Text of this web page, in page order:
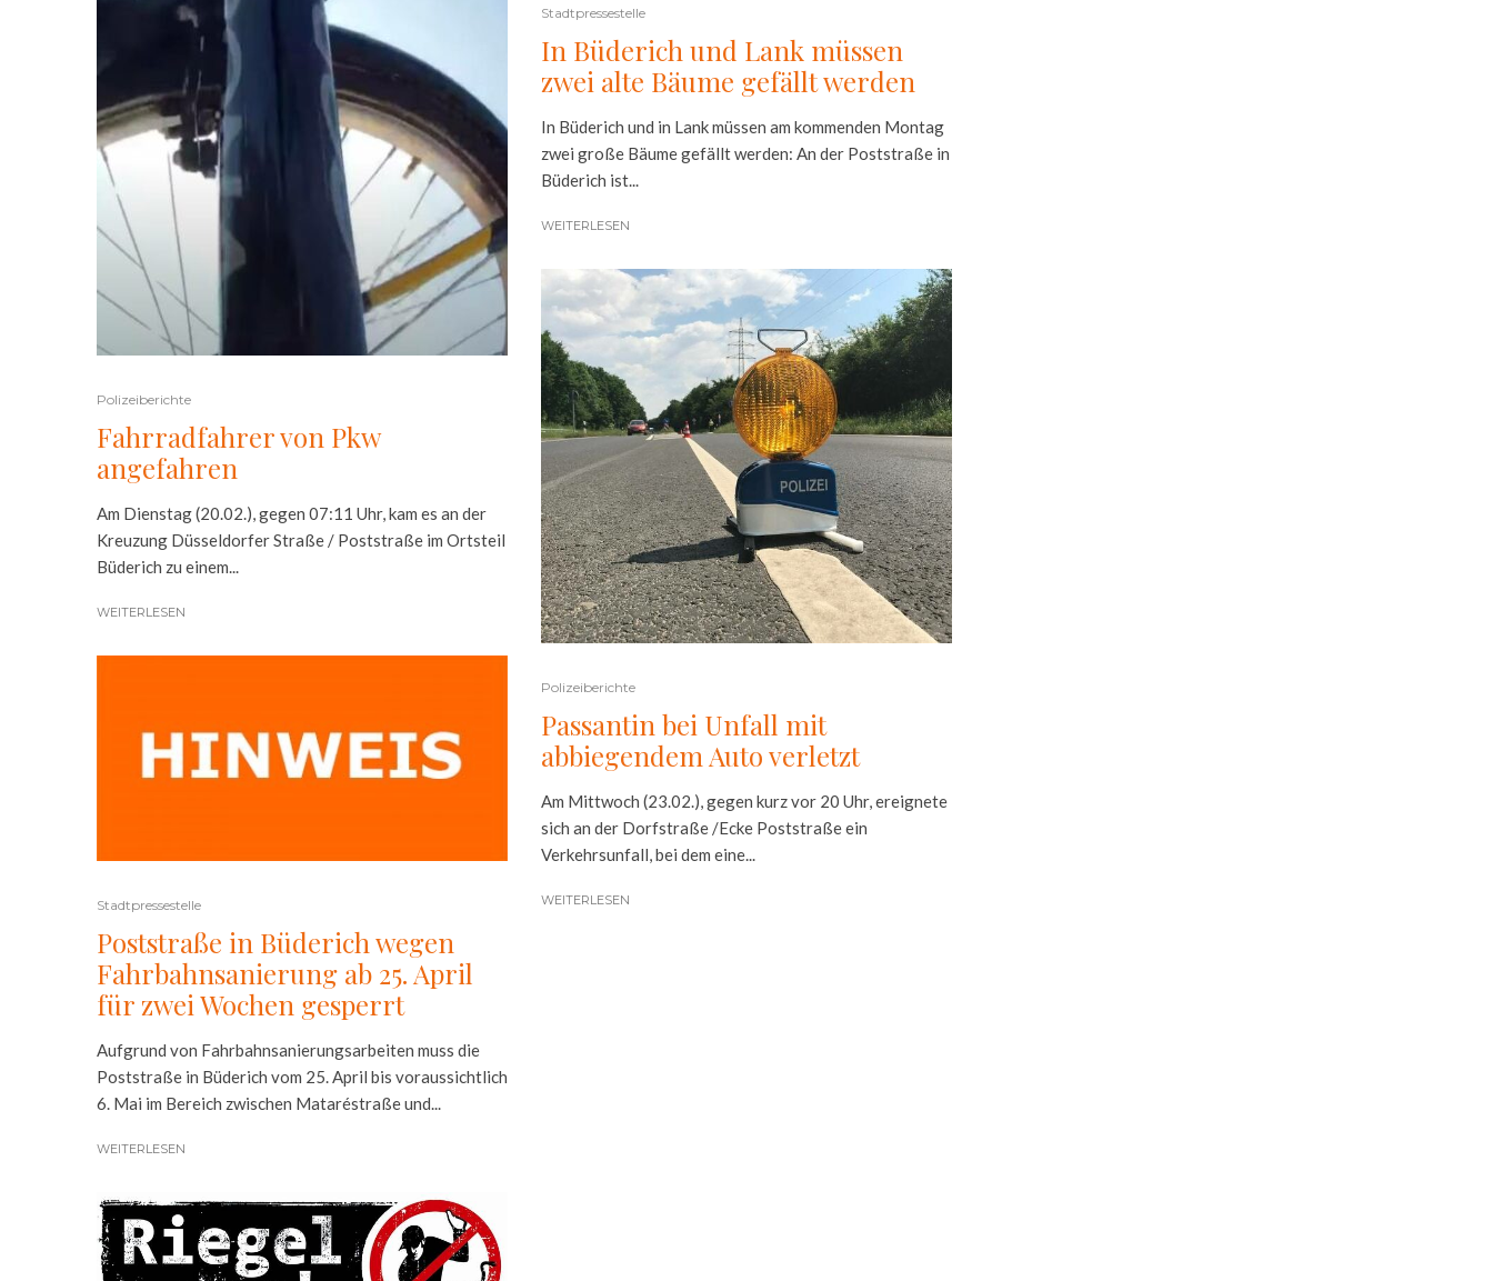
Polizeiberichte
Fahrradfahrer von Pkw
angefahren
Am Dienstag (20.02.), gegen 07:11 Uhr, kam es an der
Kreuzung Düsseldorfer Straße / Poststraße im Ortsteil
Büderich zu einem...
WEITERLESEN
Stadtpressestelle
Poststraße in Büderich wegen
Fahrbahnsanierung ab 25. April
für zwei Wochen gesperrt
Aufgrund von Fahrbahnsanierungsarbeiten muss die
Poststraße in Büderich vom 25. April bis voraussichtlich
6. Mai im Bereich zwischen Mataréstraße und...
WEITERLESEN
Stadtpressestelle
In Büderich und Lank müssen
zwei alte Bäume gefällt werden
In Büderich und in Lank müssen am kommenden Montag
zwei große Bäume gefällt werden: An der Poststraße in
Büderich ist...
WEITERLESEN
Polizeiberichte
Passantin bei Unfall mit
abbiegendem Auto verletzt
Am Mittwoch (23.02.), gegen kurz vor 20 Uhr, ereignete
sich an der Dorfstraße /Ecke Poststraße ein
Verkehrsunfall, bei dem eine...
WEITERLESEN